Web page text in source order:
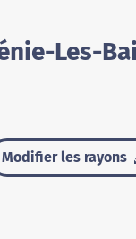
Les-
Modifier les rayons